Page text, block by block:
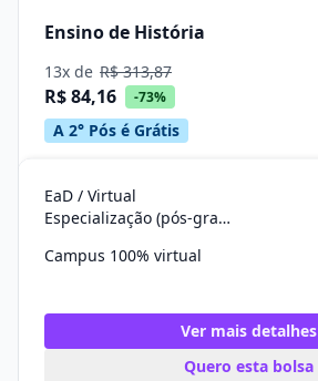
Ensino de História
13x de R$ 313,87
R$ 84,16 -73%
A 2° Pós é Grátis
EaD / Virtual
Especialização (pós-graduação)
Campus 100% virtual
Ver mais detalhes
Quero esta bolsa